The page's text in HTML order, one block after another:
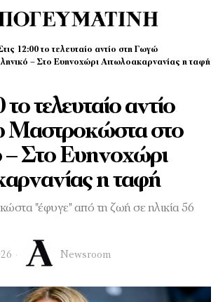
12:00 το τελευταίο αντίο στη Γωγώ
– Στο Ευηνοχώρι Αιτωλοακαρνανίας η ταφή
τελευταίο αντίο
Μαστροκώστα στο
– Στο Ευηνοχώρι
η ταφή
"έφυγε" από τη ζωή σε ηλικία 56
Newsroom